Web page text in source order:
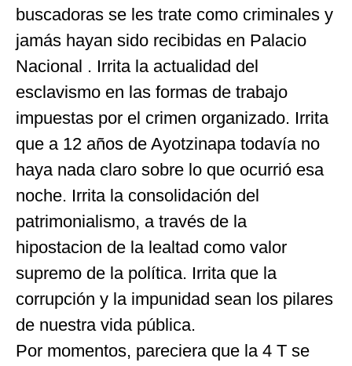
buscadoras se les trate como criminales y
jamás hayan sido recibidas en Palacio
Nacional . Irrita la actualidad del
esclavismo en las formas de trabajo
impuestas por el crimen organizado. Irrita
que a 12 años de Ayotzinapa todavía no
haya nada claro sobre lo que ocurrió esa
noche. Irrita la consolidación del
patrimonialismo, a través de la
hipostacion de la lealtad como valor
supremo de la política. Irrita que la
corrupción y la impunidad sean los pilares
de nuestra vida pública.
Por momentos, pareciera que la 4 T se